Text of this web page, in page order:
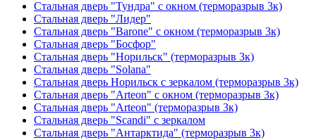
Стальная дверь "Тундра" с окном (терморазрыв 3к)
Стальная дверь "Лидер"
Стальная дверь "Barone" с окном (терморазрыв 3к)
Стальная дверь "Босфор"
Стальная дверь "Норильск" (терморазрыв 3к)
Стальная дверь "Solana"
Стальная дверь Норильск с зеркалом (терморазрыв 3к)
Стальная дверь "Arteon" с окном (терморазрыв 3к)
Стальная дверь "Arteon" (терморазрыв 3к)
Стальная дверь "Scandi" с зеркалом
Стальная дверь "Антарктида" (терморазрыв 3к)